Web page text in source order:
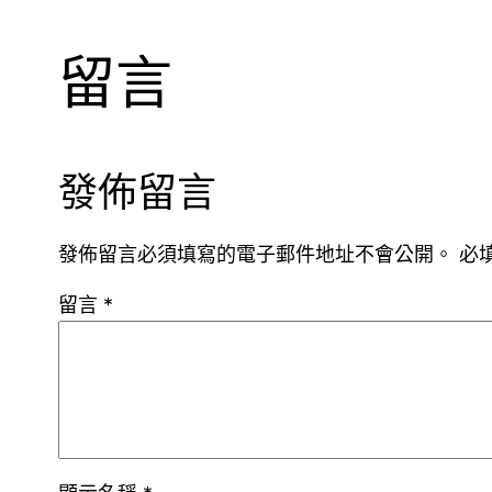
留言
發佈留言
發佈留言必須填寫的電子郵件地址不會公開。 必
留言 *